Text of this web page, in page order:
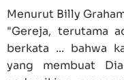
Menurut Billy
"Gereja, terutama
berkata ... bahwa
yang membuat